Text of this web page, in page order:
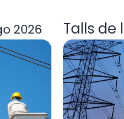
2026 Talls de